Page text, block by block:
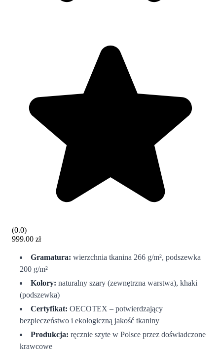
(0.0)
999.00 zł
Gramatura: wierzchnia tkanina 266 g/m², podszewka
200 g/m²
Kolory: naturalny szary (zewnętrzna warstwa), khaki
(podszewka)
Certyfikat: OECOTEX – potwierdzający
bezpieczeństwo i ekologiczną jakość tkaniny
Produkcja: ręcznie szyte w Polsce przez doświadczone
krawcowe